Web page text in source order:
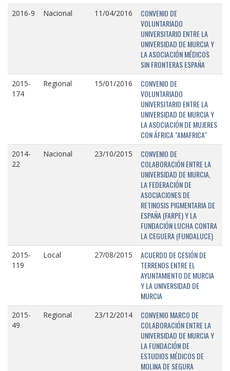
2016-9 Nacional 11/04/2016
CONVENIO DE
VOLUNTARIADO
UNIVERSITARIO ENTRE LA
UNIVERSIDAD DE MURCIA Y
LA ASOCIACIÓN MÉDICOS
SIN FRONTERAS ESPAÑA
2015-
174
Regional 15/01/2016
CONVENIO DE
VOLUNTARIADO
UNIVERSITARIO ENTRE LA
UNIVERSIDAD DE MURCIA Y
LA ASOCIACIÓN DE MUJERES
CON ÁFRICA "AMAFRICA"
2014-
22
Nacional 23/10/2015
CONVENIO DE
COLABORACIÓN ENTRE LA
UNIVERSIDAD DE MURCIA,
LA FEDERACIÓN DE
ASOCIACIONES DE
RETINOSIS PIGMENTARIA DE
ESPAÑA (FARPE) Y LA
FUNDACIÓN LUCHA CONTRA
LA CEGUERA (FUNDALUCE)
2015-
119
Local 27/08/2015
ACUERDO DE CESIÓN DE
TERRENOS ENTRE EL
AYUNTAMIENTO DE MURCIA
Y LA UNIVERSIDAD DE
MURCIA
2015-
49
Regional 23/12/2014
CONVENIO MARCO DE
COLABORACIÓN ENTRE LA
UNIVERSIDAD DE MURCIA Y
LA FUNDACIÓN DE
ESTUDIOS MÉDICOS DE
MOLINA DE SEGURA